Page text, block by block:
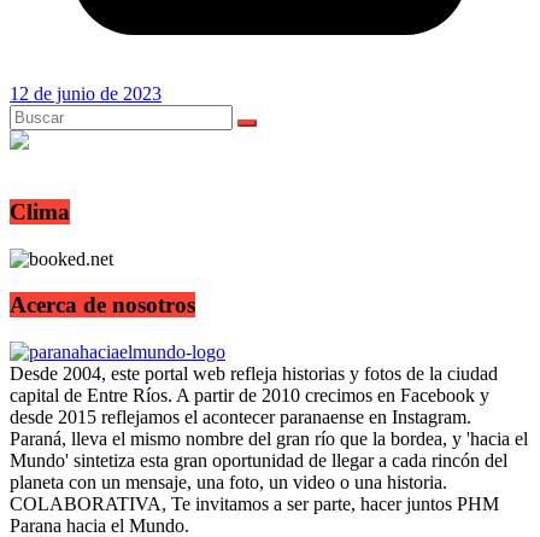
12 de junio de 2023
Clima
Acerca de nosotros
Desde 2004, este portal web refleja historias y fotos de la ciudad
capital de Entre Ríos. A partir de 2010 crecimos en Facebook y
desde 2015 reflejamos el acontecer paranaense en Instagram.
Paraná, lleva el mismo nombre del gran río que la bordea, y 'hacia el
Mundo' sintetiza esta gran oportunidad de llegar a cada rincón del
planeta con un mensaje, una foto, un video o una historia.
COLABORATIVA, Te invitamos a ser parte, hacer juntos PHM
Parana hacia el Mundo.